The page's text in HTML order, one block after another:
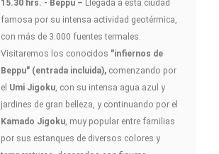
15.30 hrs. - Beppu – Llegada a esta ciudad
famosa por su intensa actividad geotérmica,
con más de 3.000 fuentes termales.
Visitaremos los conocidos "infiernos de
Beppu" (entrada incluida), comenzando por
el Umi Jigoku, con su intensa agua azul y
jardines de gran belleza, y continuando por el
Kamado Jigoku, muy popular entre familias
por sus estanques de diversos colores y